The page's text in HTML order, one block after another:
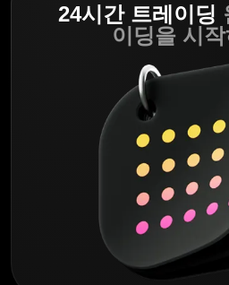
24시간 트레이딩
이딩을 시